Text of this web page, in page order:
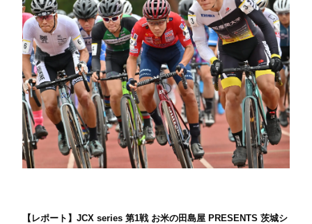
【レポート】JCX series 第1戦 お米の田島屋 PRESENTS 茨城シ